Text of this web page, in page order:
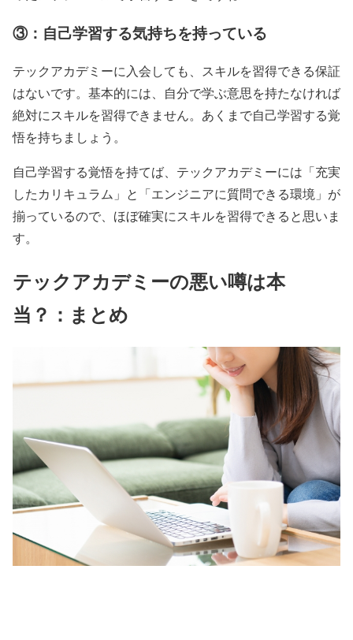
③：自己学習する気持ちを持っている
テックアカデミーに入会しても、スキルを習得できる保証
はないです。基本的には、自分で学ぶ意思を持たなければ
絶対にスキルを習得できません。あくまで自己学習する覚
悟を持ちましょう。
自己学習する覚悟を持てば、テックアカデミーには「充実
したカリキュラム」と「エンジニアに質問できる環境」が
揃っているので、ほぼ確実にスキルを習得できると思いま
す。
テックアカデミーの悪い噂は本
当？：まとめ